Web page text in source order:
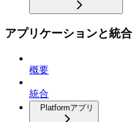
アプリケーションと統合
概要
統合
Platformアプリ